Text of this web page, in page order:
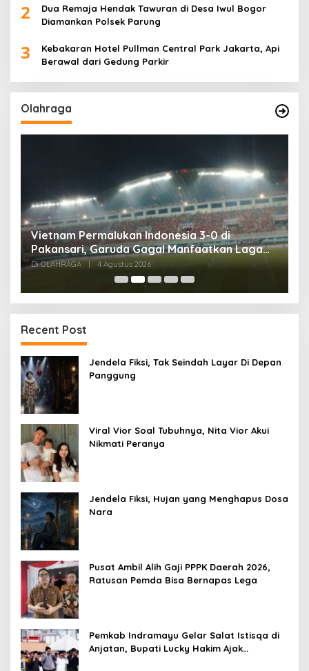
2
Dua Remaja Hendak Tawuran di Desa Iwul Bogor
Diamankan Polsek Parung
3
Kebakaran Hotel Pullman Central Park Jakarta, Api
Berawal dari Gedung Parkir
Olahraga
Vietnam Permalukan Indonesia 3-0 di
Pakansari, Garuda Gagal Manfaatkan Laga
Kandang
Di OLAHRAGA 4 Agustus 2026
Recent Post
Jendela Fiksi, Tak Seindah Layar Di Depan
Panggung
Viral Vior Soal Tubuhnya, Nita Vior Akui
Nikmati Peranya
Jendela Fiksi, Hujan yang Menghapus Dosa
Nara
Pusat Ambil Alih Gaji PPPK Daerah 2026,
Ratusan Pemda Bisa Bernapas Lega
Pemkab Indramayu Gelar Salat Istisqa di
Anjatan, Bupati Lucky Hakim Ajak